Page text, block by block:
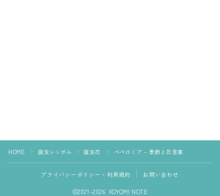
HOME ＞ 誕生シンボル ＞ 誕生花 ＞ ペペロミア – 季節と花言葉
プライバシーポリシー・利用規約 お問い合わせ
2021–2026 KOYOMI NOTE